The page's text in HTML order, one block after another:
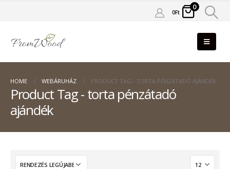
0Ft
0
HOME WEBÁRUHÁZ PRODUCT TAG - TORTA PÉNZÁTADÓ AJÁNDÉK
Product Tag - torta pénzátadó
ajándék